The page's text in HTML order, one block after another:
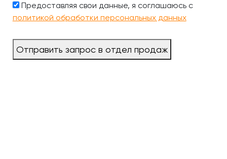
Предоставляя свои данные, я соглашаюсь с
политикой обработки персональных данных
Отправить запрос в отдел продаж